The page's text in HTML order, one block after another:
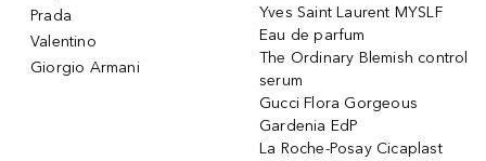
Prada
Valentino
Giorgio Armani
Yves Saint Laurent MYSLF
Eau de parfum
The Ordinary Blemish control
serum
Gucci Flora Gorgeous
Gardenia EdP
La Roche-Posay Cicaplast